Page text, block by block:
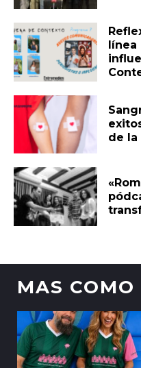
línea
de la
MAS COMO